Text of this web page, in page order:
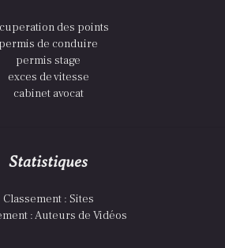
des points
permis de conduire
permis stage
exces de vitesse
cabinet avocat
Statistiques
Classement : Sites
: Auteurs de Vidéos